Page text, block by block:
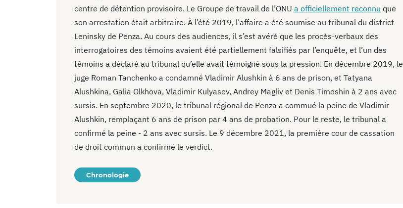
centre de détention provisoire. Le Groupe de travail de l’ONU a officiellement reconnu que
son arrestation était arbitraire. À l’été 2019, l’affaire a été soumise au tribunal du district
Leninsky de Penza. Au cours des audiences, il s’est avéré que les procès-verbaux des
interrogatoires des témoins avaient été partiellement falsifiés par l’enquête, et l’un des
témoins a déclaré au tribunal qu’elle avait témoigné sous la pression. En décembre 2019, le
juge Roman Tanchenko a condamné Vladimir Alushkin à 6 ans de prison, et Tatyana
Alushkina, Galia Olkhova, Vladimir Kulyasov, Andrey Magliv et Denis Timoshin à 2 ans avec
sursis. En septembre 2020, le tribunal régional de Penza a commué la peine de Vladimir
Alushkin, remplaçant 6 ans de prison par 4 ans de probation. Pour le reste, le tribunal a
confirmé la peine - 2 ans avec sursis. Le 9 décembre 2021, la première cour de cassation
de droit commun a confirmé le verdict.
Chronologie